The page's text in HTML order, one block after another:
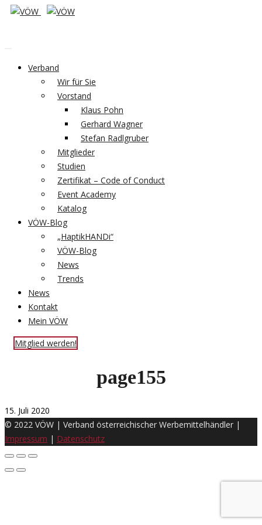
Verband
Wir für Sie
Vorstand
Klaus Pohn
Gerhard Wagner
Stefan Radlgruber
Mitglieder
Studien
Zertifikat – Code of Conduct
Event Academy
Katalog
VÖW-Blog
„HaptikHANDi“
VÖW-Blog
News
Trends
News
Kontakt
Mein VÖW
Mitglied werden!
page155
15. Juli 2020
© 2022 VÖW | Verband österreichischer Werbemittelhändler |
Impressum | Datenschutz